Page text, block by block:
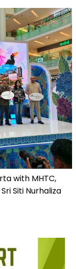
with MHTC,
Siti Nurhaliza